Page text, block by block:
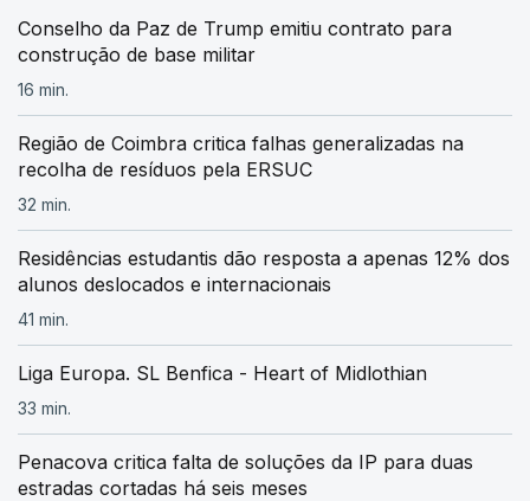
Conselho da Paz de Trump emitiu contrato para
construção de base militar
16 min.
Região de Coimbra critica falhas generalizadas na
recolha de resíduos pela ERSUC
32 min.
Residências estudantis dão resposta a apenas 12% dos
alunos deslocados e internacionais
41 min.
Liga Europa. SL Benfica - Heart of Midlothian
33 min.
Penacova critica falta de soluções da IP para duas
estradas cortadas há seis meses